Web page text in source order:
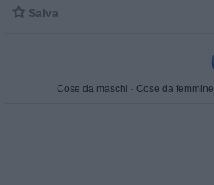
 Salva
Cose da maschi · Cose da femmine